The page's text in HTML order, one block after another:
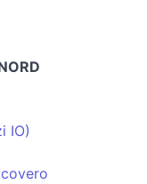
IO)